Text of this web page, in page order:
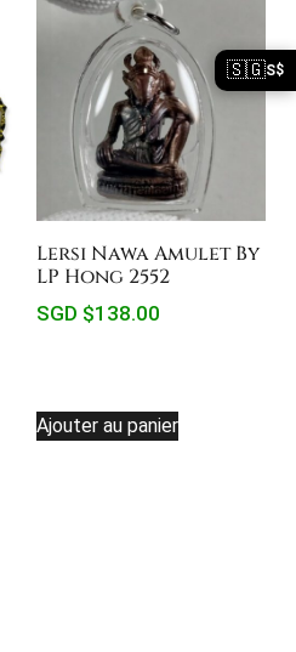
Lersi Nawa Amulet By
LP Hong 2552
SGD $138.00
Ajouter au panier
🇸🇬S$